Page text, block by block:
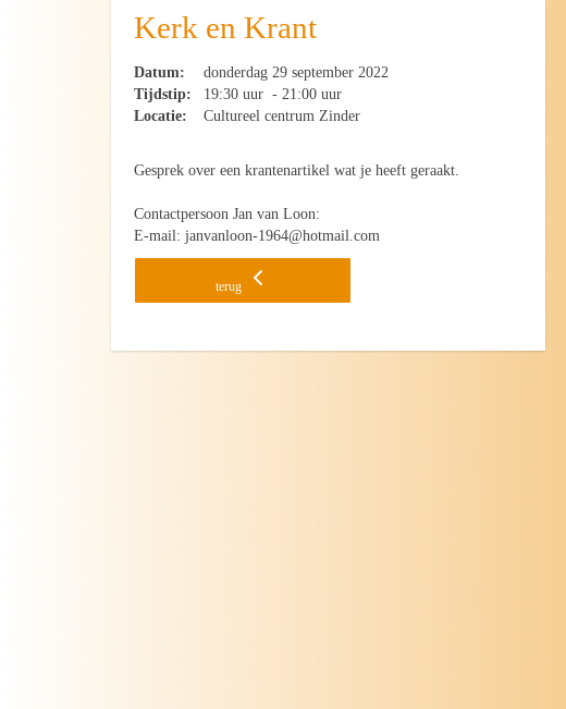
Kerk en Krant
Datum:
donderdag 29 september 2022
Tijdstip:
19:30 uur - 21:00 uur
Locatie:
Cultureel centrum Zinder
Gesprek over een krantenartikel wat je heeft geraakt.
Contactpersoon Jan van Loon:
E-mail: janvanloon-1964@hotmail.com
terug